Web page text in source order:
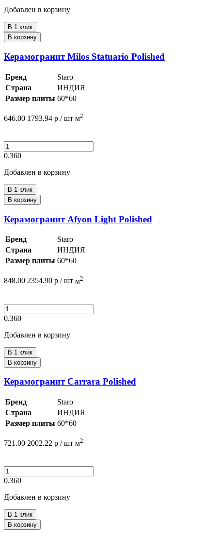
Добавлен в корзину
В 1 клик
В корзину
Керамогранит Milos Statuario Polished
Бренд
Staro
Страна
ИНДИЯ
Размер плиты 60*60
646.00 1793.94 р / шт м2
0.360
Добавлен в корзину
В 1 клик
В корзину
Керамогранит Afyon Light Polished
Бренд
Staro
Страна
ИНДИЯ
Размер плиты 60*60
848.00 2354.90 р / шт м2
0.360
Добавлен в корзину
В 1 клик
В корзину
Керамогранит Carrara Polished
Бренд
Staro
Страна
ИНДИЯ
Размер плиты 60*60
721.00 2002.22 р / шт м2
0.360
Добавлен в корзину
В 1 клик
В корзину